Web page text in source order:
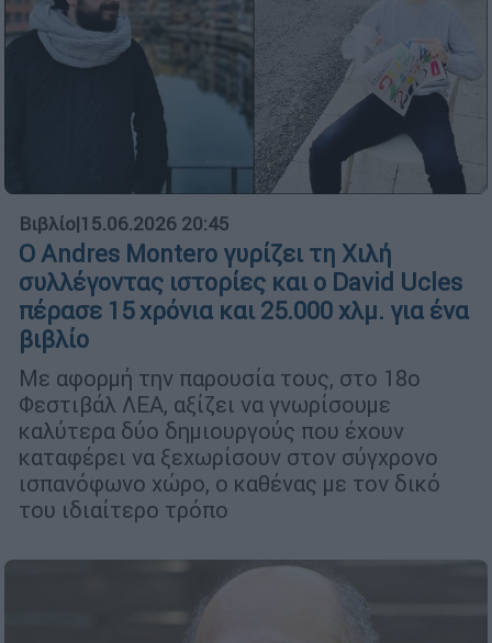
Βιβλίο|15.06.2026 20:45
Ο Andres Montero γυρίζει τη Χιλή
συλλέγοντας ιστορίες και ο David Ucles
πέρασε 15 χρόνια και 25.000 χλμ. για ένα
βιβλίο
Με αφορμή την παρουσία τους, στο 18ο
Φεστιβάλ ΛΕΑ, αξίζει να γνωρίσουμε
καλύτερα δύο δημιουργούς που έχουν
καταφέρει να ξεχωρίσουν στον σύγχρονο
ισπανόφωνο χώρο, ο καθένας με τον δικό
του ιδιαίτερο τρόπο